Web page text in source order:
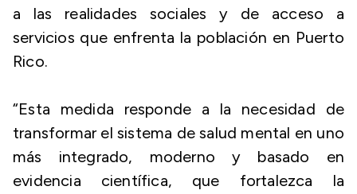
a las realidades sociales y de acceso a
servicios que enfrenta la población en Puerto
Rico.
“Esta medida responde a la necesidad de
transformar el sistema de salud mental en uno
más integrado, moderno y basado en
evidencia científica, que fortalezca la